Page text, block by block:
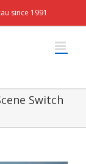
since 1991
Switch